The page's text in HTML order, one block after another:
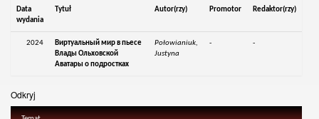
Data
wydania
Tytuł Autor(rzy) Promotor Redaktor(rzy)
2024
Виртуальный мир в пьесе
Влады Ольховской
Аватары о подростках
Połowianiuk,
Justyna
- -
Odkryj